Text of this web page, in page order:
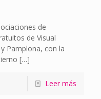
de
de Visual
Pamplona, con la
[…]
Leer más